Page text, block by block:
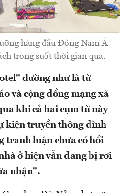
hàng đầu Đông Nam Á
trong suốt thời gian qua.
dường như là từ
và cộng đồng mạng xã
khi cả hai cụm từ này
kiện truyền thông đình
tranh luận chưa có hồi
ở hiện vẫn đang bị rơi
nhận".